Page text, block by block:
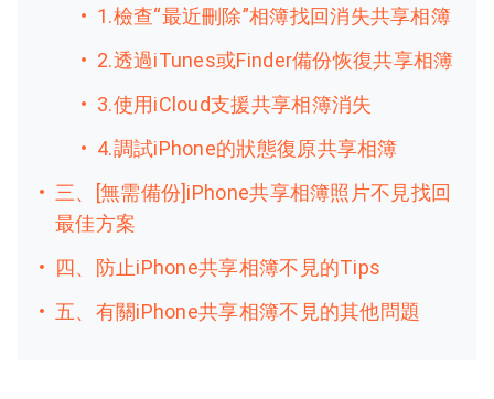
1.檢查“最近刪除”相簿找回消失共享相簿
2.透過iTunes或Finder備份恢復共享相簿
3.使用iCloud支援共享相簿消失
4.調試iPhone的狀態復原共享相簿
三、[無需備份]iPhone共享相簿照片不見找回
最佳方案
四、防止iPhone共享相簿不見的Tips
五、有關iPhone共享相簿不見的其他問題